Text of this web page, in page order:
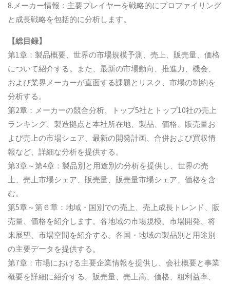
8.メーカー情報：主要プレイヤーを戦略的にプロファイリング
と成長戦略を包括的に分析します。
【総目録】
第1章：製品概要、世界の市場規模予測、売上、販売量、価格
について紹介する。また、最新の市場動向、推進力、機会、
および業界メーカーが直面する課題とリスク、市場の制約を
分析する。
第2章：メーカーの競合分析、トップ5社とトップ10社の売上
ランキング、製造拠点と本社所在地、製品、価格、販売量お
よび売上の市場シェア、最新の開発計画、合併および買収情
報など、詳細な分析を提供する。
第3章～第4章：製品別と用途別の分析を提供し、世界の売
上、売上市場シェア、販売量、販売量市場シェア、価格を含
む。
第5章～第６章：地域・国別での売上、売上成長トレンド、販
売量、価格を紹介します。各地域の市場規模、市場開発、将
来展望、市場空間を紹介する。各国・地域の製品別と用途別
の主要データを提供する。
第7章：市場における主要企業情報を提供し、会社概要と事業
概要を詳細に紹介する。販売量、売上高、価格、粗利益率、